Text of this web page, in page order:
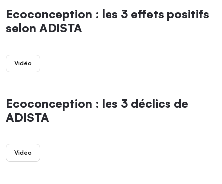
Ecoconception : les 3 effets positifs
selon ADISTA
Vidéo
Ecoconception : les 3 déclics de
ADISTA
Vidéo